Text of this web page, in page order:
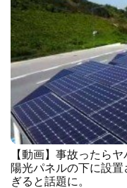
【動画】事故ったら
陽光パネルの下に設
ぎると話題に。